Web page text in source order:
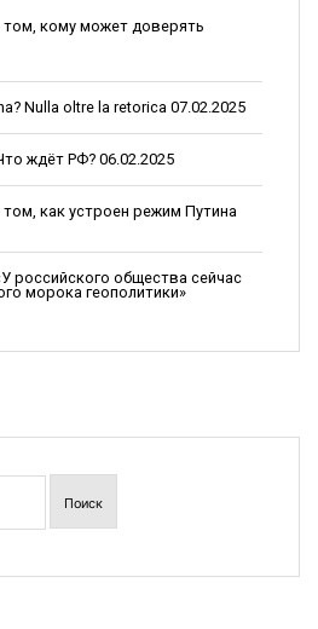
кому может доверять
Nulla oltre la retorica 07.02.2025
ждёт РФ? 06.02.2025
как устроен режим Путина
российского общества сейчас
морока геополитики»